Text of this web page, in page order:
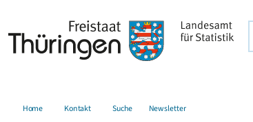
Home Kontakt Suche Newsletter